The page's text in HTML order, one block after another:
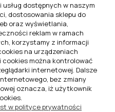
DO KOSZYKA
dostępnych w naszym
dostosowania sklepu do
oraz wyświetlania,
reklam w ramach
korzystamy z informacji
na urządzeniach
cookies można kontrolować
internetowej. Dalsze
bez zmiany
oznacza, iż użytkownik
w polityce prywatności